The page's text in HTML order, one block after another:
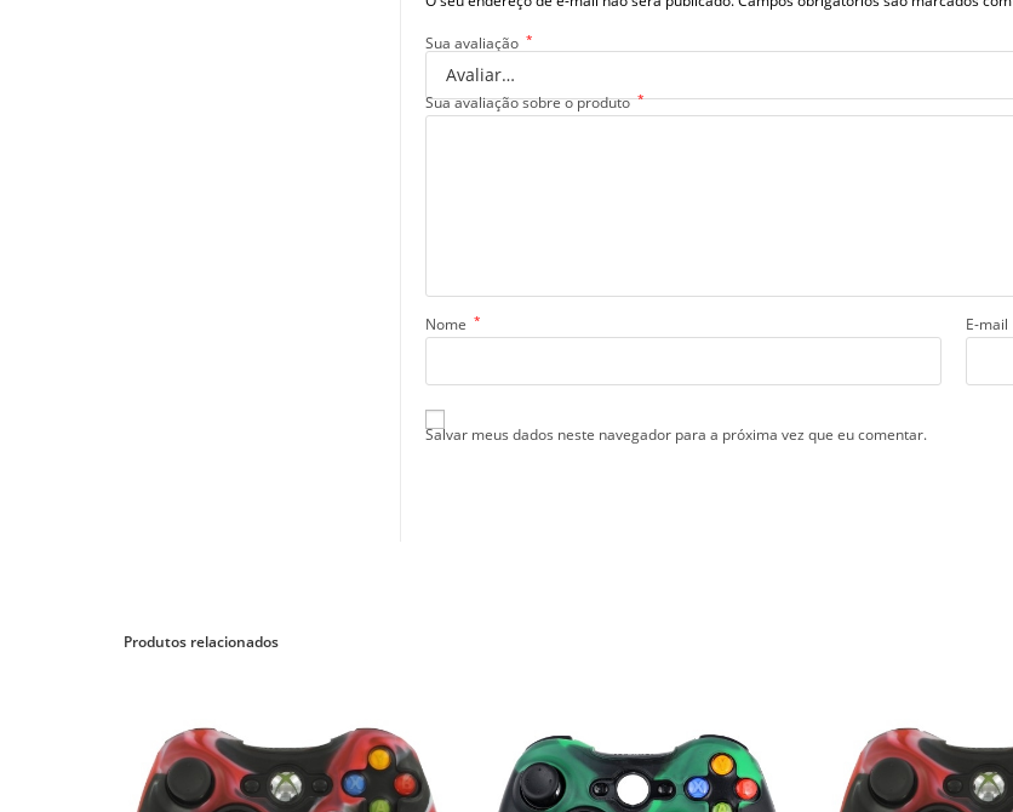
Sua avaliação *
Sua avaliação sobre o produto *
Nome * E-mail
Salvar meus dados neste navegador para a próxima vez que eu comentar.
Produtos relacionados